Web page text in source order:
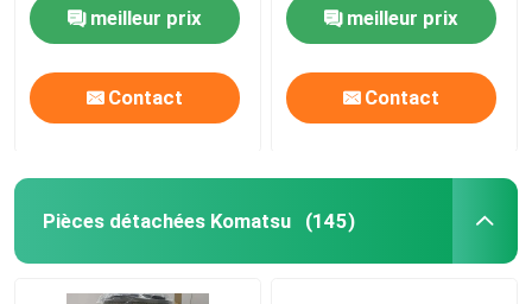
meilleur prix
Contact
meilleur prix
Contact
Pièces détachées Komatsu (145)